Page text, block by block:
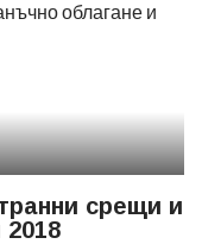
облагане и
срещи и